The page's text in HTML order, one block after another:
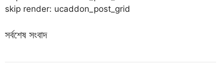
skip render: ucaddon_post_grid
সর্বশেষ সংবাদ